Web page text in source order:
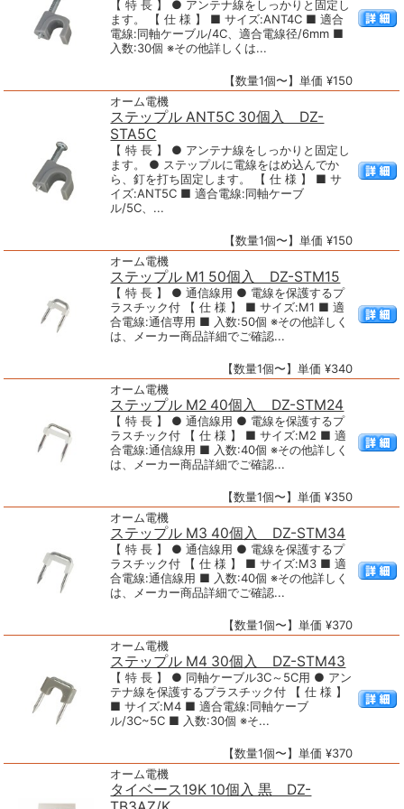
【 特 長 】 ● アンテナ線をしっかりと固定し
ます。 【 仕 様 】 ■ サイズ:ANT4C ■ 適合
電線:同軸ケーブル/4C、適合電線径/6mm ■
入数:30個 ※その他詳しくは...
【数量1個〜】単価 ¥150
オーム電機
ステップル ANT5C 30個入 DZ-
STA5C
【 特 長 】 ● アンテナ線をしっかりと固定し
ます。 ● ステップルに電線をはめ込んでか
ら、釘を打ち固定します。 【 仕 様 】 ■ サ
イズ:ANT5C ■ 適合電線:同軸ケーブ
ル/5C、...
【数量1個〜】単価 ¥150
オーム電機
ステップル M1 50個入 DZ-STM15
【 特 長 】 ● 通信線用 ● 電線を保護するプ
ラスチック付 【 仕 様 】 ■ サイズ:M1 ■ 適
合電線:通信専用 ■ 入数:50個 ※その他詳しく
は、メーカー商品詳細でご確認...
【数量1個〜】単価 ¥340
オーム電機
ステップル M2 40個入 DZ-STM24
【 特 長 】 ● 通信線用 ● 電線を保護するプ
ラスチック付 【 仕 様 】 ■ サイズ:M2 ■ 適
合電線:通信線用 ■ 入数:40個 ※その他詳しく
は、メーカー商品詳細でご確認...
【数量1個〜】単価 ¥350
オーム電機
ステップル M3 40個入 DZ-STM34
【 特 長 】 ● 通信線用 ● 電線を保護するプ
ラスチック付 【 仕 様 】 ■ サイズ:M3 ■ 適
合電線:通信線用 ■ 入数:40個 ※その他詳しく
は、メーカー商品詳細でご確認...
【数量1個〜】単価 ¥370
オーム電機
ステップル M4 30個入 DZ-STM43
【 特 長 】 ● 同軸ケーブル3C～5C用 ● アン
テナ線を保護するプラスチック付 【 仕 様 】
■ サイズ:M4 ■ 適合電線:同軸ケーブ
ル/3C~5C ■ 入数:30個 ※そ...
【数量1個〜】単価 ¥370
オーム電機
タイベース19K 10個入 黒 DZ-